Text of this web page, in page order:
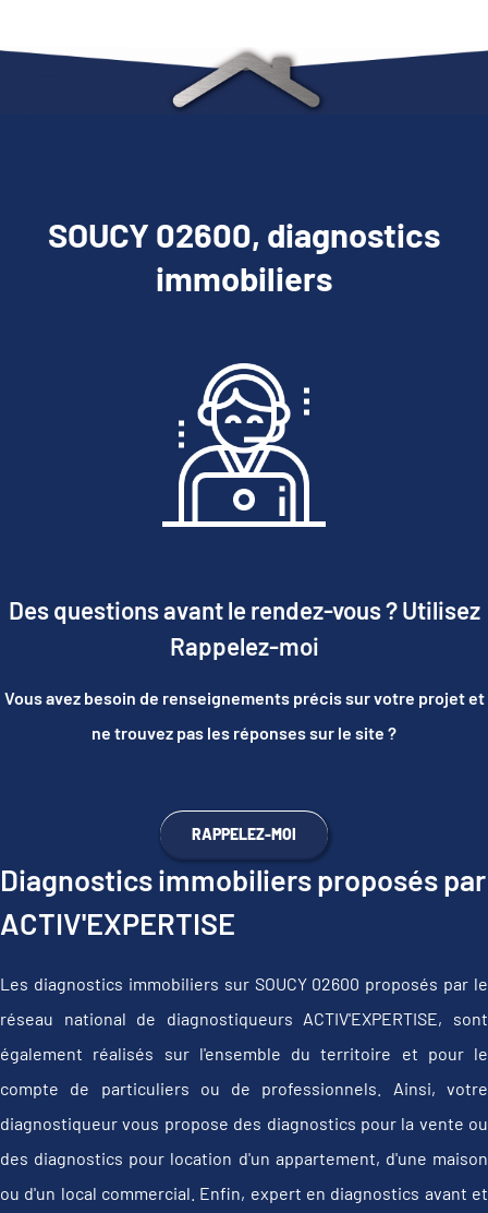
SOUCY 02600, diagnostics
immobiliers
Des questions avant le rendez-vous ? Utilisez
Rappelez-moi
Vous avez besoin de renseignements précis sur votre projet et
ne trouvez pas les réponses sur le site ?
RAPPELEZ-MOI
Diagnostics immobiliers proposés par
ACTIV'EXPERTISE
Les diagnostics immobiliers sur SOUCY 02600 proposés par le
réseau national de diagnostiqueurs ACTIV'EXPERTISE, sont
également réalisés sur l'ensemble du territoire et pour le
compte de particuliers ou de professionnels. Ainsi, votre
diagnostiqueur vous propose des diagnostics pour la vente ou
des diagnostics pour location d'un appartement, d'une maison
ou d'un local commercial. Enfin, expert en diagnostics avant et